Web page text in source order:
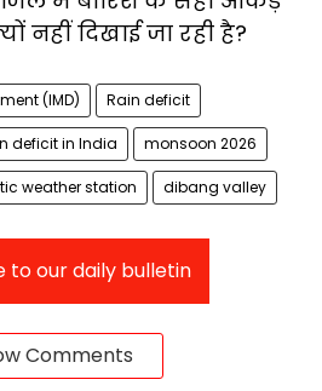
नहीं दिखाई जा रही है?
(IMD) Rain deficit
deficit in India monsoon 2026
weather station dibang valley
to our daily bulletin
Comments